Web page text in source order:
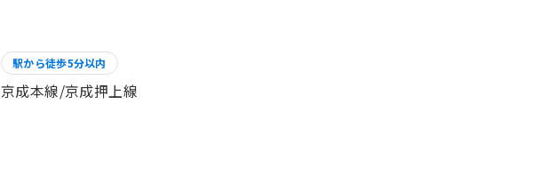
駅から徒歩5分以内
京成本線/京成押上線